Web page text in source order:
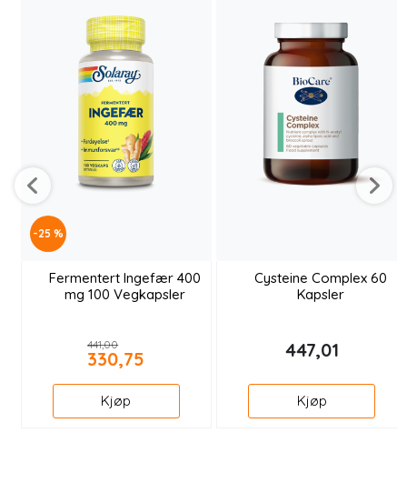
-25 %
Fermentert Ingefær 400
mg 100 Vegkapsler
441,00
330,75
Kjøp
Cysteine Complex 60
Kapsler
447,01
Kjøp